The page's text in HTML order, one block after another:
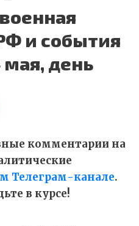
и события
мая, день
комментарии на
Телеграм-канале.
в курсе!